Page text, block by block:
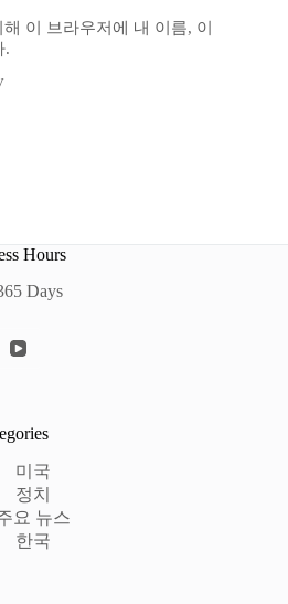
이 브라우저에 내 이름, 이
.
Hours
Days
미국
정치
요 뉴스
한국